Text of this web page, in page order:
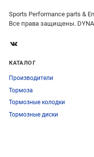
Sports Performance parts &
Все права защищены.
КАТАЛОГ
Производители
Тормоза
Тормозные колодки
Тормозные диски